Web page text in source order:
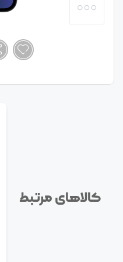
کالاهای مرتبط